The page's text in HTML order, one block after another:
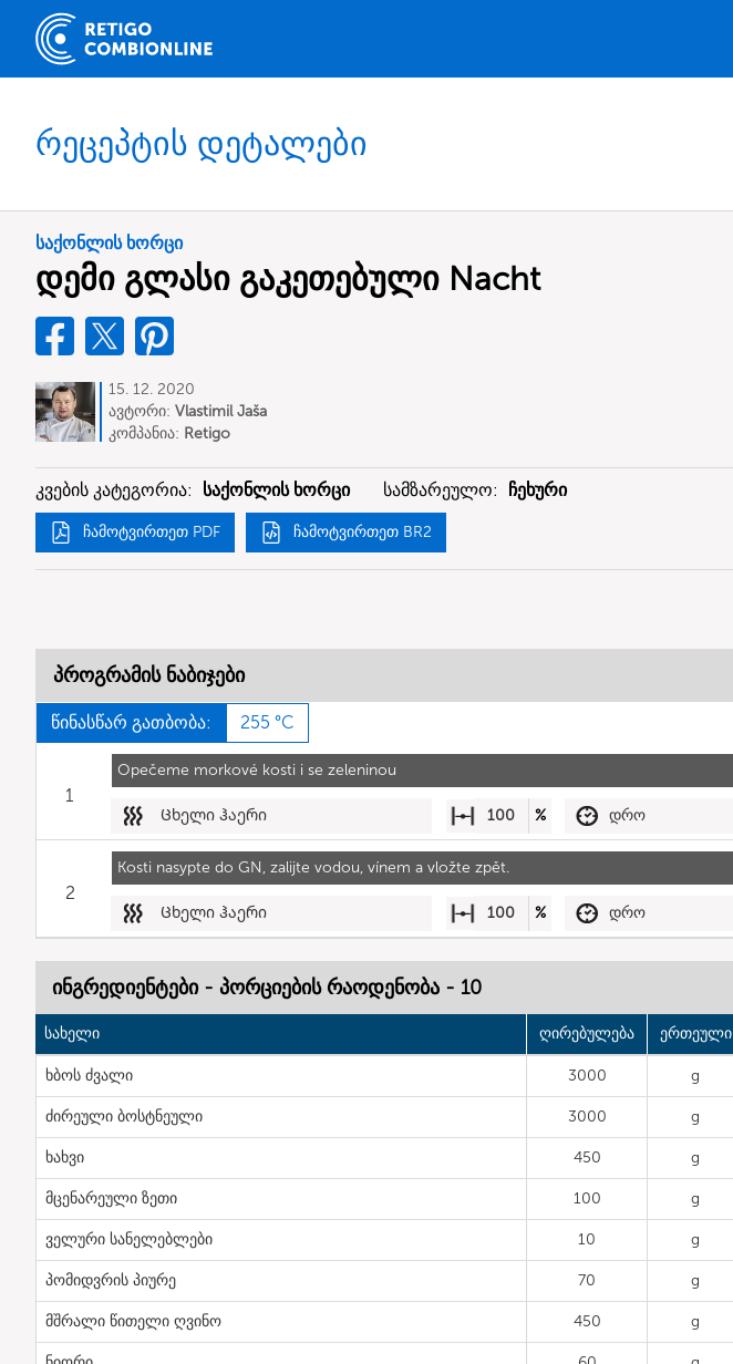
რეცეპტის დეტალები
საქონლის ხორცი
დემი გლასი გაკეთებული Nacht
15. 12. 2020
ავტორი: Vlastimil Jaša
კომპანია: Retigo
კვების კატეგორია: საქონლის ხორცი სამზარეულო: ჩეხური
ჩამოტვირთეთ PDF ჩამოტვირთეთ BR2
პროგრამის ნაბიჯები
წინასწარ გათბობა: 255 °C
Opečeme morkové kosti i se zeleninou
1
Ცხელი ჰაერი 100 % დრო
Kosti nasypte do GN, zalijte vodou, vínem a vložte zpět.
2
Ცხელი ჰაერი 100 % დრო
ინგრედიენტები - პორციების რაოდენობა - 10
სახელი ღირებულება ერთეული
ხბოს ძვალი 3000 g
ძირეული ბოსტნეული 3000 g
ხახვი 450 g
მცენარეული ზეთი 100 g
ველური სანელებლები 10 g
პომიდვრის პიურე 70 g
მშრალი წითელი ღვინო 450 g